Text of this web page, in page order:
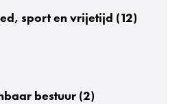
sport en vrijetijd (12)
bestuur (2)